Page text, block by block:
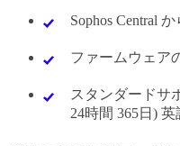
Sophos Central
ファームウェア
スタンダードサ
24時間 365日) 英